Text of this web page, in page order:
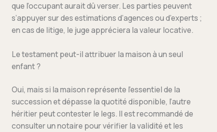
que l’occupant aurait dû verser. Les parties peuvent
s’appuyer sur des estimations d’agences ou d’experts ;
en cas de litige, le juge appréciera la valeur locative.
Le testament peut-il attribuer la maison à un seul
enfant ?
Oui, mais si la maison représente l’essentiel de la
succession et dépasse la quotité disponible, l’autre
héritier peut contester le legs. Il est recommandé de
consulter un notaire pour vérifier la validité et les